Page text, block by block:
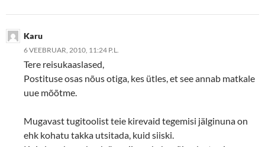
Karu
6 VEEBRUAR, 2010, 11:24 P.L.
Tere reisukaaslased,
Postituse osas nõus otiga, kes ütles, et see annab matkale
uue mõõtme.
Mugavast tugitoolist teie kirevaid tegemisi jälginuna on
ehk kohatu takka utsitada, kuid siiski.